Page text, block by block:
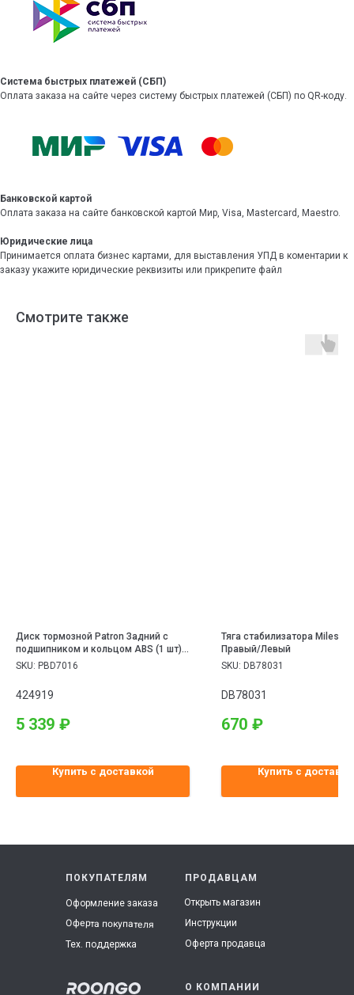
Система быстрых платежей (СБП)
Оплата заказа на сайте через систему быстрых платежей (СБП) по QR-коду.
Банковской картой
Оплата заказа на сайте банковской картой Мир, Visa, Mastercard, Maestro.
Юридические лица
Принимается оплата бизнес картами, для выставления УПД в коментарии к
заказу укажите юридические реквизиты или прикрепите файл
Смотрите также
Диск тормозной Patron Задний c
подшипником и кольцом ABS (1 шт)
PEUGEOT: 207/307, Citroen C4 all 06>
SKU: PBD7016
424919
5 339 ₽
Купить с доставкой
Тяга стабилизатора Miles
Правый/Левый
SKU: DB78031
DB78031
670 ₽
Купить с
ПРОДАВЦАМ
Оферта продавца
Инструкции
Открыть магазин
ПОКУПАТЕЛЯМ
Тех. поддержка
Оферта покупателя
Оформление заказа
О КОМПАНИИ